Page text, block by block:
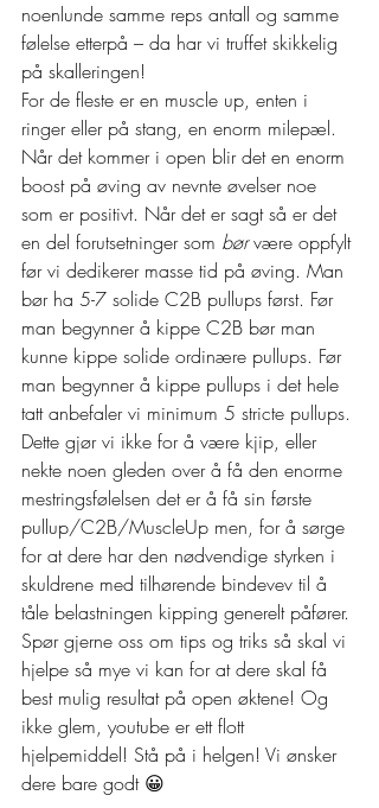
noenlunde samme reps antall og samme
følelse etterpå – da har vi truffet skikkelig
på skalleringen!
For de fleste er en muscle up, enten i
ringer eller på stang, en enorm milepæl.
Når det kommer i open blir det en enorm
boost på øving av nevnte øvelser noe
som er positivt. Når det er sagt så er det
en del forutsetninger som bør være oppfylt
før vi dedikerer masse tid på øving. Man
bør ha 5-7 solide C2B pullups først. Før
man begynner å kippe C2B bør man
kunne kippe solide ordinære pullups. Før
man begynner å kippe pullups i det hele
tatt anbefaler vi minimum 5 stricte pullups.
Dette gjør vi ikke for å være kjip, eller
nekte noen gleden over å få den enorme
mestringsfølelsen det er å få sin første
pullup/C2B/MuscleUp men, for å sørge
for at dere har den nødvendige styrken i
skuldrene med tilhørende bindevev til å
tåle belastningen kipping generelt påfører.
Spør gjerne oss om tips og triks så skal vi
hjelpe så mye vi kan for at dere skal få
best mulig resultat på open øktene! Og
ikke glem, youtube er ett flott
hjelpemiddel! Stå på i helgen! Vi ønsker
dere bare godt 😀